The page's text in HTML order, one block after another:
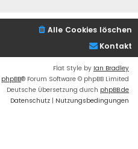
Alle Cookies löschen
Kontakt
Flat Style by Ian Bradley
phpBB® Forum Software © phpBB Limited
Deutsche Übersetzung durch phpBB.de
Datenschutz | Nutzungsbedingungen